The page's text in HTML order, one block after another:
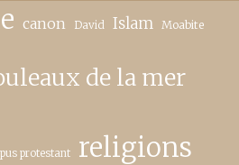
canon David Islam Moabite
de la mer
protestant religions